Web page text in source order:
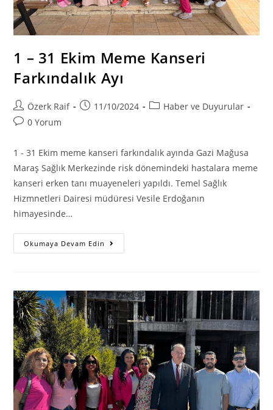
1 – 31 Ekim Meme Kanseri
Farkındalık Ayı
Post
author:
Özerk Raif
Post11/10/2024
PostHaber ve Duyurular
Post0 Yorum
1 - 31 Ekim meme kanseri farkındalık ayında Gazi Mağusa
Maraş Sağlık Merkezinde risk dönemindeki hastalara meme
kanseri erken tanı muayeneleri yapıldı. Temel Sağlık
Hizmnetleri Dairesi müdüresi Vesile Erdoğanın
himayesinde…
Okumaya Devam Edin 1
–
Farkındalık
Ayı